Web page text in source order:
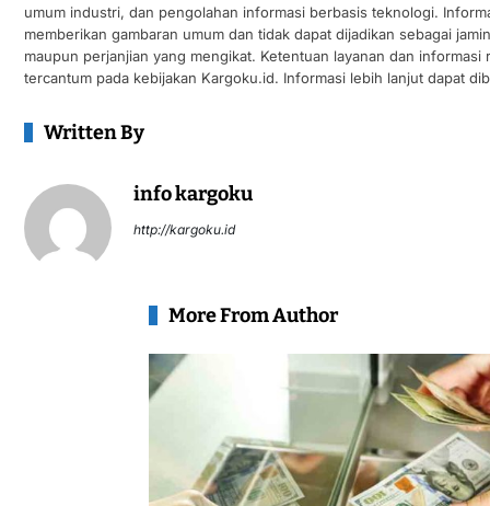
umum industri, dan pengolahan informasi berbasis teknologi.
memberikan gambaran umum dan tidak dapat dijadikan sebagai
maupun perjanjian yang mengikat. Ketentuan layanan dan informasi
tercantum pada kebijakan Kargoku.id. Informasi lebih lanjut dapat
Written By
info kargoku
http://kargoku.id
More From Author